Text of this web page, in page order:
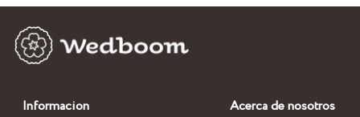
Informacion
Acerca de nosotros